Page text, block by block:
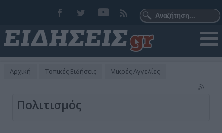
Αρχική Τοπικές Ειδήσεις Μικρές Αγγελίες
Πολιτισμός